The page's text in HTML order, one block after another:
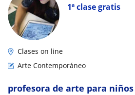
1ª clase gratis
Clases on line
Arte Contemporáneo
profesora de arte para